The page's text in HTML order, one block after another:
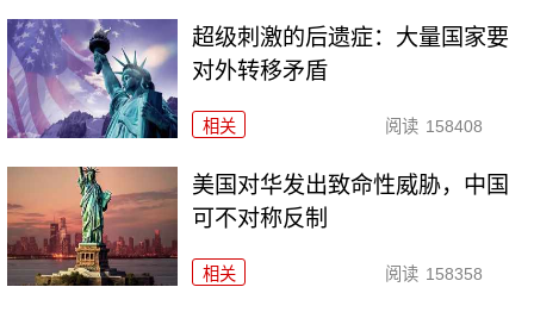
超级刺激的后遗症：大量国家要
对外转移矛盾
相关 阅读 158408
美国对华发出致命性威胁，中国
可不对称反制
相关 阅读 158358